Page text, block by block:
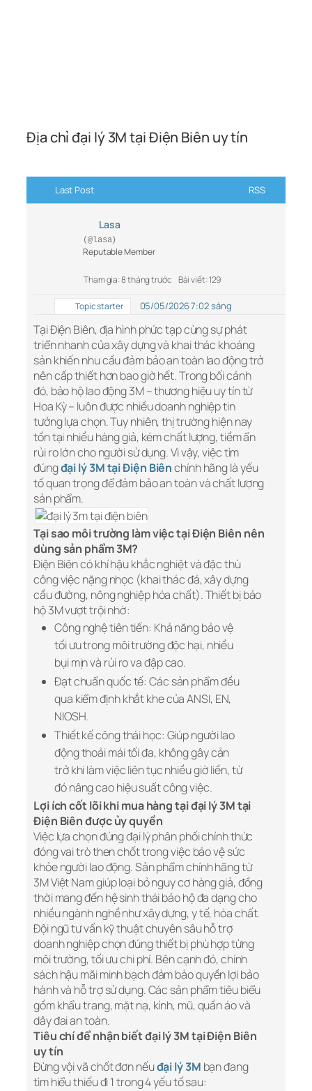
Địa chỉ đại lý 3M tại Điện Biên uy tín
Last Post RSS
Lasa
(@lasa)
Reputable Member
Tham gia: 8 tháng trước Bài viết: 129
Topic starter 05/05/2026 7:02 sáng
Tại Điện Biên, địa hình phức tạp cùng sự phát
triển nhanh của xây dựng và khai thác khoáng
sản khiến nhu cầu đảm bảo an toàn lao động trở
nên cấp thiết hơn bao giờ hết. Trong bối cảnh
đó, bảo hộ lao động 3M – thương hiệu uy tín từ
Hoa Kỳ – luôn được nhiều doanh nghiệp tin
tưởng lựa chọn. Tuy nhiên, thị trường hiện nay
tồn tại nhiều hàng giả, kém chất lượng, tiềm ẩn
rủi ro lớn cho người sử dụng. Vì vậy, việc tìm
đúngđại lý 3M tại Điện Biênchính hãng là yếu
tố quan trọng để đảm bảo an toàn và chất lượng
sản phẩm.
Tại sao môi trường làm việc tại Điện Biên nên
dùng sản phẩm 3M?
Điện Biên có khí hậu khắc nghiệt và đặc thù
công việc nặng nhọc (khai thác đá, xây dựng
cầu đường, nông nghiệp hóa chất). Thiết bị bảo
hộ 3M vượt trội nhờ:
Công nghệ tiên tiến: Khả năng bảo vệ
tối ưu trong môi trường độc hại, nhiều
bụi mịn và rủi ro va đập cao.
Đạt chuẩn quốc tế: Các sản phẩm đều
qua kiểm định khắt khe của ANSI, EN,
NIOSH.
Thiết kế công thái học: Giúp người lao
động thoải mái tối đa, không gây cản
trở khi làm việc liên tục nhiều giờ liền, từ
đó nâng cao hiệu suất công việc.
Lợi ích cốt lõi khi mua hàng tại đại lý 3M tại
Điện Biên được ủy quyền
Việc lựa chọn đúng đại lý phân phối chính thức
đóng vai trò then chốt trong việc bảo vệ sức
khỏe người lao động. Sản phẩm chính hãng từ
3M Việt Nam giúp loại bỏ nguy cơ hàng giả, đồng
thời mang đến hệ sinh thái bảo hộ đa dạng cho
nhiều ngành nghề như xây dựng, y tế, hóa chất.
Đội ngũ tư vấn kỹ thuật chuyên sâu hỗ trợ
doanh nghiệp chọn đúng thiết bị phù hợp từng
môi trường, tối ưu chi phí. Bên cạnh đó, chính
sách hậu mãi minh bạch đảm bảo quyền lợi bảo
hành và hỗ trợ sử dụng. Các sản phẩm tiêu biểu
gồm khẩu trang, mặt nạ, kính, mũ, quần áo và
dây đai an toàn.
Tiêu chí để nhận biết đại lý 3M tại Điện Biên
uy tín
Đừng vội vã chốt đơn nếuđại lý 3M bạn đang
tìm hiểu thiếu đi 1 trong 4 yếu tố sau: